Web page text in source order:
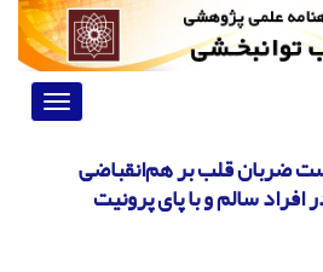
Toggle
ضربان قلب بر هم‌انقباضی
سالم و با پای پرونیت